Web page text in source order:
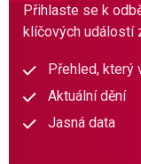
Přihlaste se k
klíčových událostí
Přehled, který
Aktuální dění
Jasná data